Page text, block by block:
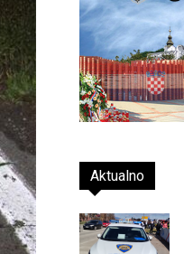
Aktualno